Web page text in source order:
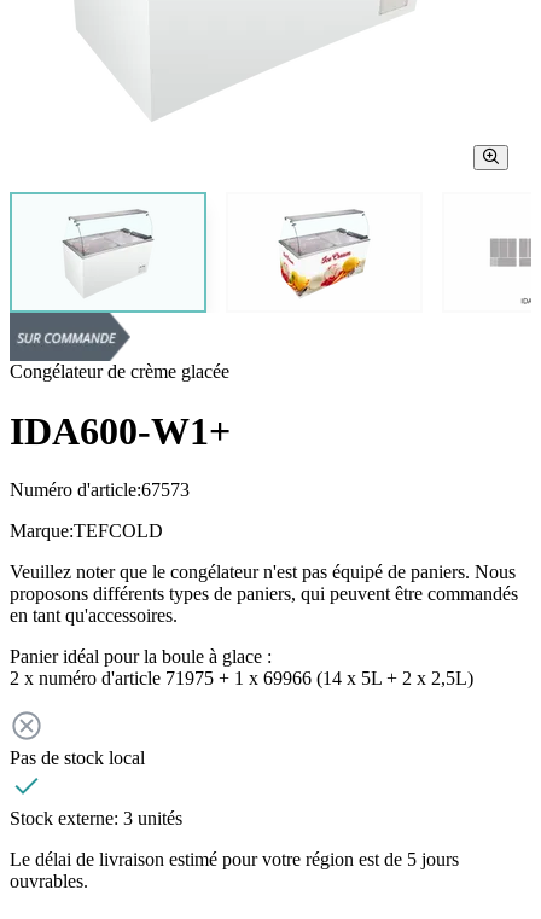
Congélateur de crème glacée
IDA600-W1+
Numéro d'article:67573
Marque:TEFCOLD
Veuillez noter que le congélateur n'est pas équipé de paniers. Nous
proposons différents types de paniers, qui peuvent être commandés
en tant qu'accessoires.
Panier idéal pour la boule à glace :
2 x numéro d'article 71975 + 1 x 69966 (14 x 5L + 2 x 2,5L)
Pas de stock local
Stock externe: 3 unités
Le délai de livraison estimé pour votre région est de 5 jours
ouvrables.